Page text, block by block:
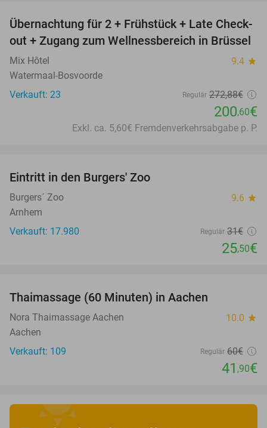
26%
Übernachtung für 2 + Frühstück + Late Check-
out + Zugang zum Wellnessbereich in Brüssel
Mix Hôtel 9.4 star
Watermaal-Bosvoorde
Verkauft: 23
Regulär 272,88€
200,60€
Exkl. ca. 5,60€ Fremdenverkehrsabgabe p. P.
Eintritt in den Burgers' Zoo
Burgers´ Zoo 9.6 star
Arnhem
Verkauft: 17.980
Regulär 31€
25,50€
Thaimassage (60 Minuten) in Aachen
Nora Thaimassage Aachen 10.0 star
Aachen
Verkauft: 109
Regulär 60€
41 ,90€